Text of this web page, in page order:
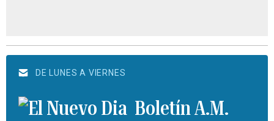
DE LUNES A VIERNES
Boletín A.M.